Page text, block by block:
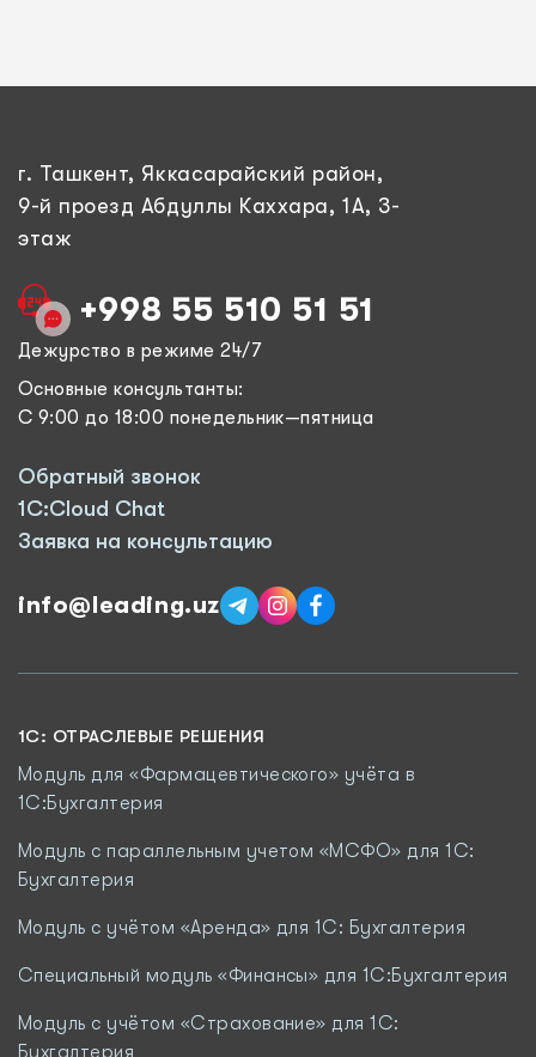
г. Ташкент, Яккасарайский район,
9-й проезд Абдуллы Каххара, 1А, 3-
этаж
+998 55 510 51 51
Дежурство в режиме 24/7
Основные консультанты:
С 9:00 до 18:00 понедельник—пятница
Обратный звонок
1C:Cloud Chat
Заявка на консультацию
info@leading.uz
1C: ОТРАСЛЕВЫЕ РЕШЕНИЯ
Модуль для «Фармацевтического» учёта в
1С:Бухгалтерия
Модуль с параллельным учетом «МСФО» для 1С:
Бухгалтерия
Модуль с учётом «Аренда» для 1С: Бухгалтерия
Специальный модуль «Финансы» для 1С:Бухгалтерия
Модуль c учётом «Страхование» для 1С:
Бухгалтерия